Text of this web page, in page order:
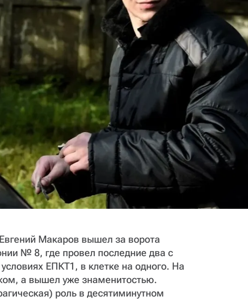
Макаров вышел за ворота
№ 8, где провел последние два с
ЕПКТ1, в клетке на одного. На
а вышел уже знаменитостью.
роль в десятиминутном